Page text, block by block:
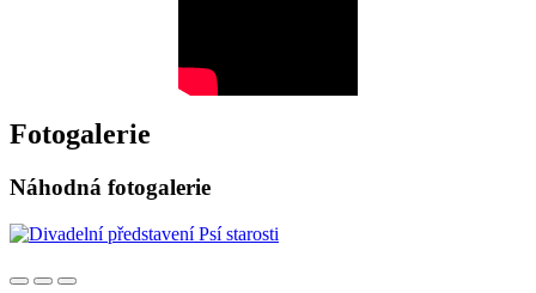
Fotogalerie
Náhodná fotogalerie